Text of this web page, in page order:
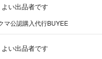
よい出品者です
マ公認購入代行BUYEE
よい出品者です